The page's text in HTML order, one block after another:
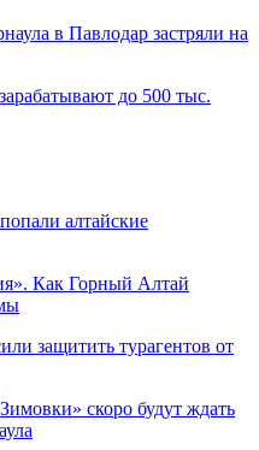
в Павлодар застряли на
до 500 тыс.
алтайские
Как Горный Алтай
защитить турагентов от
скоро будут ждать